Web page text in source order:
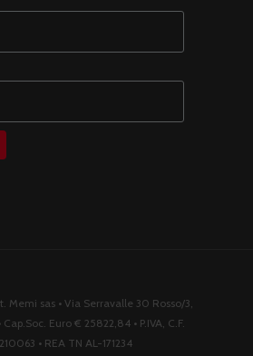
Memi sas • Via Serravalle 30 Rosso/3,
Euro € 25822,84 • P.IVA, C.F.
• REA TN AL-171234